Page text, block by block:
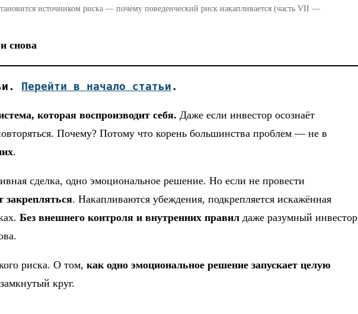
источником риска — почему поведенческий риск накапливается (часть VII —
снова
Перейти в начало статьи .
которая воспроизводит себя. Даже если инвестор осознаёт
Почему? Потому что корень большинства проблем — не в
.
сделка, одно эмоциональное решение. Но если не провести
закрепляться. Накапливаются убеждения, подкрепляется искажённая
Без внешнего контроля и внутренних правил даже разумный инвестор
риска. О том, как одно эмоциональное решение запускает целую
круг.